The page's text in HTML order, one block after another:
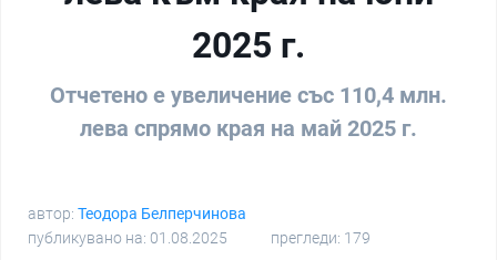
2025 г.
Отчетено е увеличение със 110,4 млн.
лева спрямо края на май 2025 г.
автор: Теодора Белперчинова
публикувано на: 01.08.2025
прегледи: 179